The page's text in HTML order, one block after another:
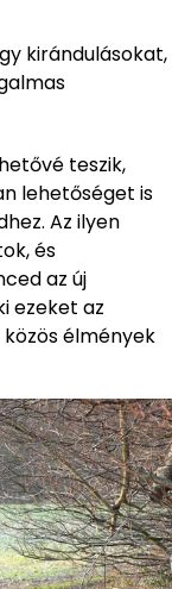
kirándulásokat,
teszik,
lehetőséget is
Az ilyen
és
az új
ezeket az
élmények